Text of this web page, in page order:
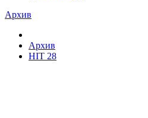
Архив
Архив
HIT 28